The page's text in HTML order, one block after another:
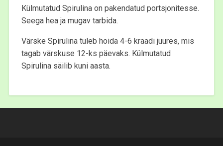
Külmutatud Spirulina on pakendatud portsjonitesse.
Seega hea ja mugav tarbida.
Värske Spirulina tuleb hoida 4-6 kraadi juures, mis
tagab värskuse 12-ks päevaks. Külmutatud
Spirulina säilib kuni aasta.